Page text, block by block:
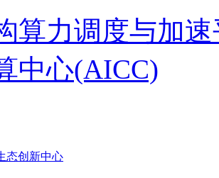
算力调度与加
中心(AICC)
态创新中心